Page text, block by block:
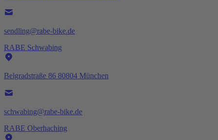
sendling@rabe-bike.de
RABE Schwabing
Belgradstraße 86 80804 München
schwabing@rabe-bike.de
RABE Oberhaching